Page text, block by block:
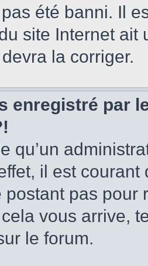
pas été banni. Il
site Internet
la corriger.
enregistré par
qu’un
il est
postant pas
vous arrive,
le forum.